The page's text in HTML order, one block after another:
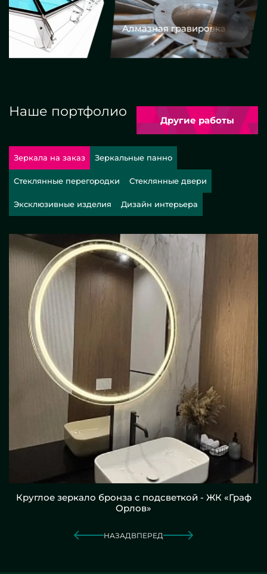
Алмазная гравировка
Наше портфолио
Другие работы
Зеркала на заказ Зеркальные панно
Стеклянные перегородки Стеклянные двери
Эксклюзивные изделия Дизайн интерьера
Круглое зеркало бронза с подсветкой - ЖК «Граф
Орлов»
НАЗАД ВПЕРЕД